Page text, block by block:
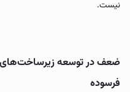
نیست.
ضعف در توسعه
فرسوده